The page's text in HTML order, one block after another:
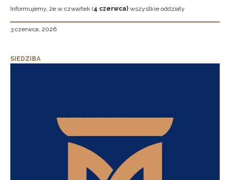
Informujemy, że w czwartek (4 czerwca) wszystkie oddziały
3 czerwca, 2026
SIEDZIBA